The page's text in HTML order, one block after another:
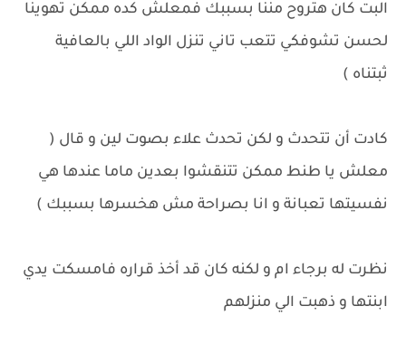
البت كان هتروح مننا بسببك فمعلش كده ممكن تهوينا
لحسن تشوفكي تتعب تاني تنزل الواد اللي بالعافية
ثبتناه )
كادت أن تتحدث و لكن تحدث علاء بصوت لين و قال (
معلش يا طنط ممكن تتنقشوا بعدين ماما عندها هي
نفسيتها تعبانة و انا بصراحة مش هخسرها بسببك )
نظرت له برجاء ام و لكنه كان قد أخذ قراره فامسكت يدي
ابنتها و ذهبت الي منزلهم